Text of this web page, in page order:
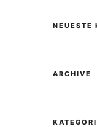
NEUESTE
ARCHIVE